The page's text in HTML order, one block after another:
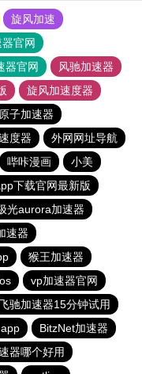
旋风加速
官网
器官网
风驰加速器
旋风加速度器
原子加速器
度器
外网网址导航
哔咔漫画
小美
下载官网最新版
光aurora加速器
速器
猴王加速器
vp加速器官网
驰加速器15分钟试用
BitzNet加速器
器哪个好用